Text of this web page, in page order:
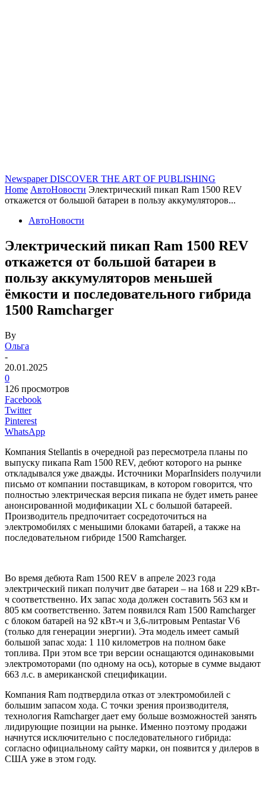
Newspaper DISCOVER THE ART OF PUBLISHING
Home АвтоНовости Электрический пикап Ram 1500 REV
откажется от большой батареи в пользу аккумуляторов...
АвтоНовости
Электрический пикап Ram 1500 REV
откажется от большой батареи в
пользу аккумуляторов меньшей
ёмкости и последовательного гибрида
1500 Ramcharger
By
Ольга
-
20.01.2025
0
126 просмотров
Facebook
Twitter
Pinterest
WhatsApp
Компания Stellantis в очередной раз пересмотрела планы по
выпуску пикапа Ram 1500 REV, дебют которого на рынке
откладывался уже дважды. Источники MoparInsiders получили
письмо от компании поставщикам, в котором говорится, что
полностью электрическая версия пикапа не будет иметь ранее
анонсированной модификации XL с большой батареей.
Производитель предпочитает сосредоточиться на
электромобилях с меньшими блоками батарей, а также на
последовательном гибриде 1500 Ramcharger.
Во время дебюта Ram 1500 REV в апреле 2023 года
электрический пикап получит две батареи – на 168 и 229 кВт-
ч соответственно. Их запас хода должен составить 563 км и
805 км соответственно. Затем появился Ram 1500 Ramcharger
с блоком батарей на 92 кВт-ч и 3,6-литровым Pentastar V6
(только для генерации энергии). Эта модель имеет самый
большой запас хода: 1 110 километров на полном баке
топлива. При этом все три версии оснащаются одинаковыми
электромоторами (по одному на ось), которые в сумме выдают
663 л.с. в американской спецификации.
Компания Ram подтвердила отказ от электромобилей с
большим запасом хода. С точки зрения производителя,
технология Ramcharger дает ему больше возможностей занять
лидирующие позиции на рынке. Именно поэтому продажи
начнутся исключительно с последовательного гибрида:
согласно официальному сайту марки, он появится у дилеров в
США уже в этом году.